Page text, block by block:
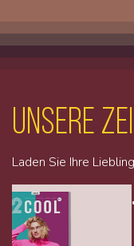
unsere
Laden Sie Ihre